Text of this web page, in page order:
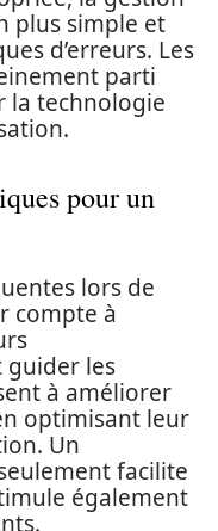
plus simple et
d’erreurs. Les
parti
la technologie
pour un
lors de
compte à
guider les
à améliorer
optimisant leur
Un
facilite
également